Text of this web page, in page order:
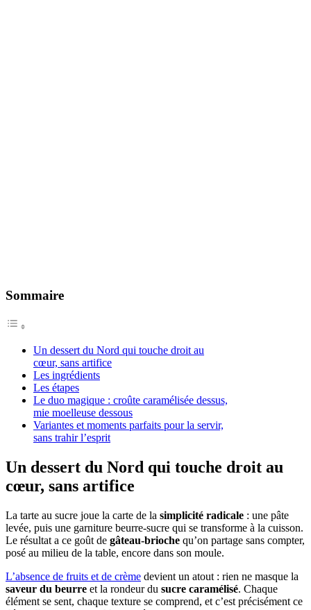
Sommaire
Un dessert du Nord qui touche droit au
cœur, sans artifice
Les ingrédients
Les étapes
Le duo magique : croûte caramélisée dessus,
mie moelleuse dessous
Variantes et moments parfaits pour la servir,
sans trahir l’esprit
Un dessert du Nord qui touche droit au
cœur, sans artifice
La tarte au sucre joue la carte de la simplicité radicale : une pâte
levée, puis une garniture beurre-sucre qui se transforme à la cuisson.
Le résultat a ce goût de gâteau-brioche qu’on partage sans compter,
posé au milieu de la table, encore dans son moule.
L’absence de fruits et de crème devient un atout : rien ne masque la
saveur du beurre et la rondeur du sucre caramélisé. Chaque
élément se sent, chaque texture se comprend, et c’est précisément ce